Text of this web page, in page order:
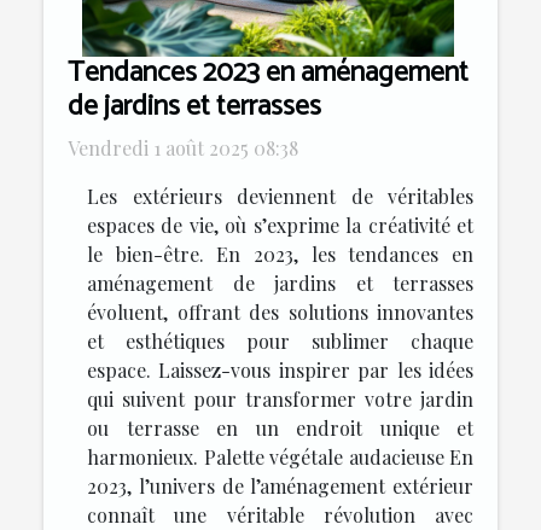
Tendances 2023 en aménagement
de jardins et terrasses
Vendredi 1 août 2025 08:38
Les extérieurs deviennent de véritables
espaces de vie, où s’exprime la créativité et
le bien-être. En 2023, les tendances en
aménagement de jardins et terrasses
évoluent, offrant des solutions innovantes
et esthétiques pour sublimer chaque
espace. Laissez-vous inspirer par les idées
qui suivent pour transformer votre jardin
ou terrasse en un endroit unique et
harmonieux. Palette végétale audacieuse En
2023, l’univers de l’aménagement extérieur
connaît une véritable révolution avec